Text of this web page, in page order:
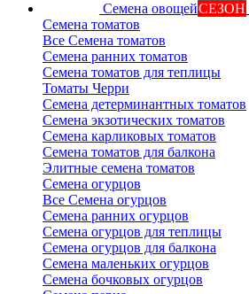
Семена овощейСЕЗОН
Семена томатов
Все Семена томатов
Семена ранних томатов
Семена томатов для теплицы
Томаты Черри
Семена детерминантных томатов
Семена экзотических томатов
Семена карликовых томатов
Семена томатов для балкона
Элитные семена томатов
Семена огурцов
Все Семена огурцов
Семена ранних огурцов
Семена огурцов для теплицы
Семена огурцов для балкона
Семена маленьких огурцов
Семена бочковых огурцов